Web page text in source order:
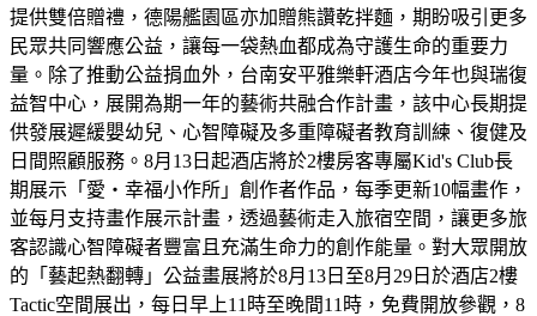
提供雙倍贈禮，德陽艦園區亦加贈熊讚乾拌麵，期盼吸引更多
民眾共同響應公益，讓每一袋熱血都成為守護生命的重要力
量。除了推動公益捐血外，台南安平雅樂軒酒店今年也與瑞復
益智中心，展開為期一年的藝術共融合作計畫，該中心長期提
供發展遲緩嬰幼兒、心智障礙及多重障礙者教育訓練、復健及
日間照顧服務。8月13日起酒店將於2樓房客專屬Kid's Club長
期展示「愛・幸福小作所」創作者作品，每季更新10幅畫作，
並每月支持畫作展示計畫，透過藝術走入旅宿空間，讓更多旅
客認識心智障礙者豐富且充滿生命力的創作能量。對大眾開放
的「藝起熱翻轉」公益畫展將於8月13日至8月29日於酒店2樓
Tactic空間展出，每日早上11時至晚間11時，免費開放參觀，8